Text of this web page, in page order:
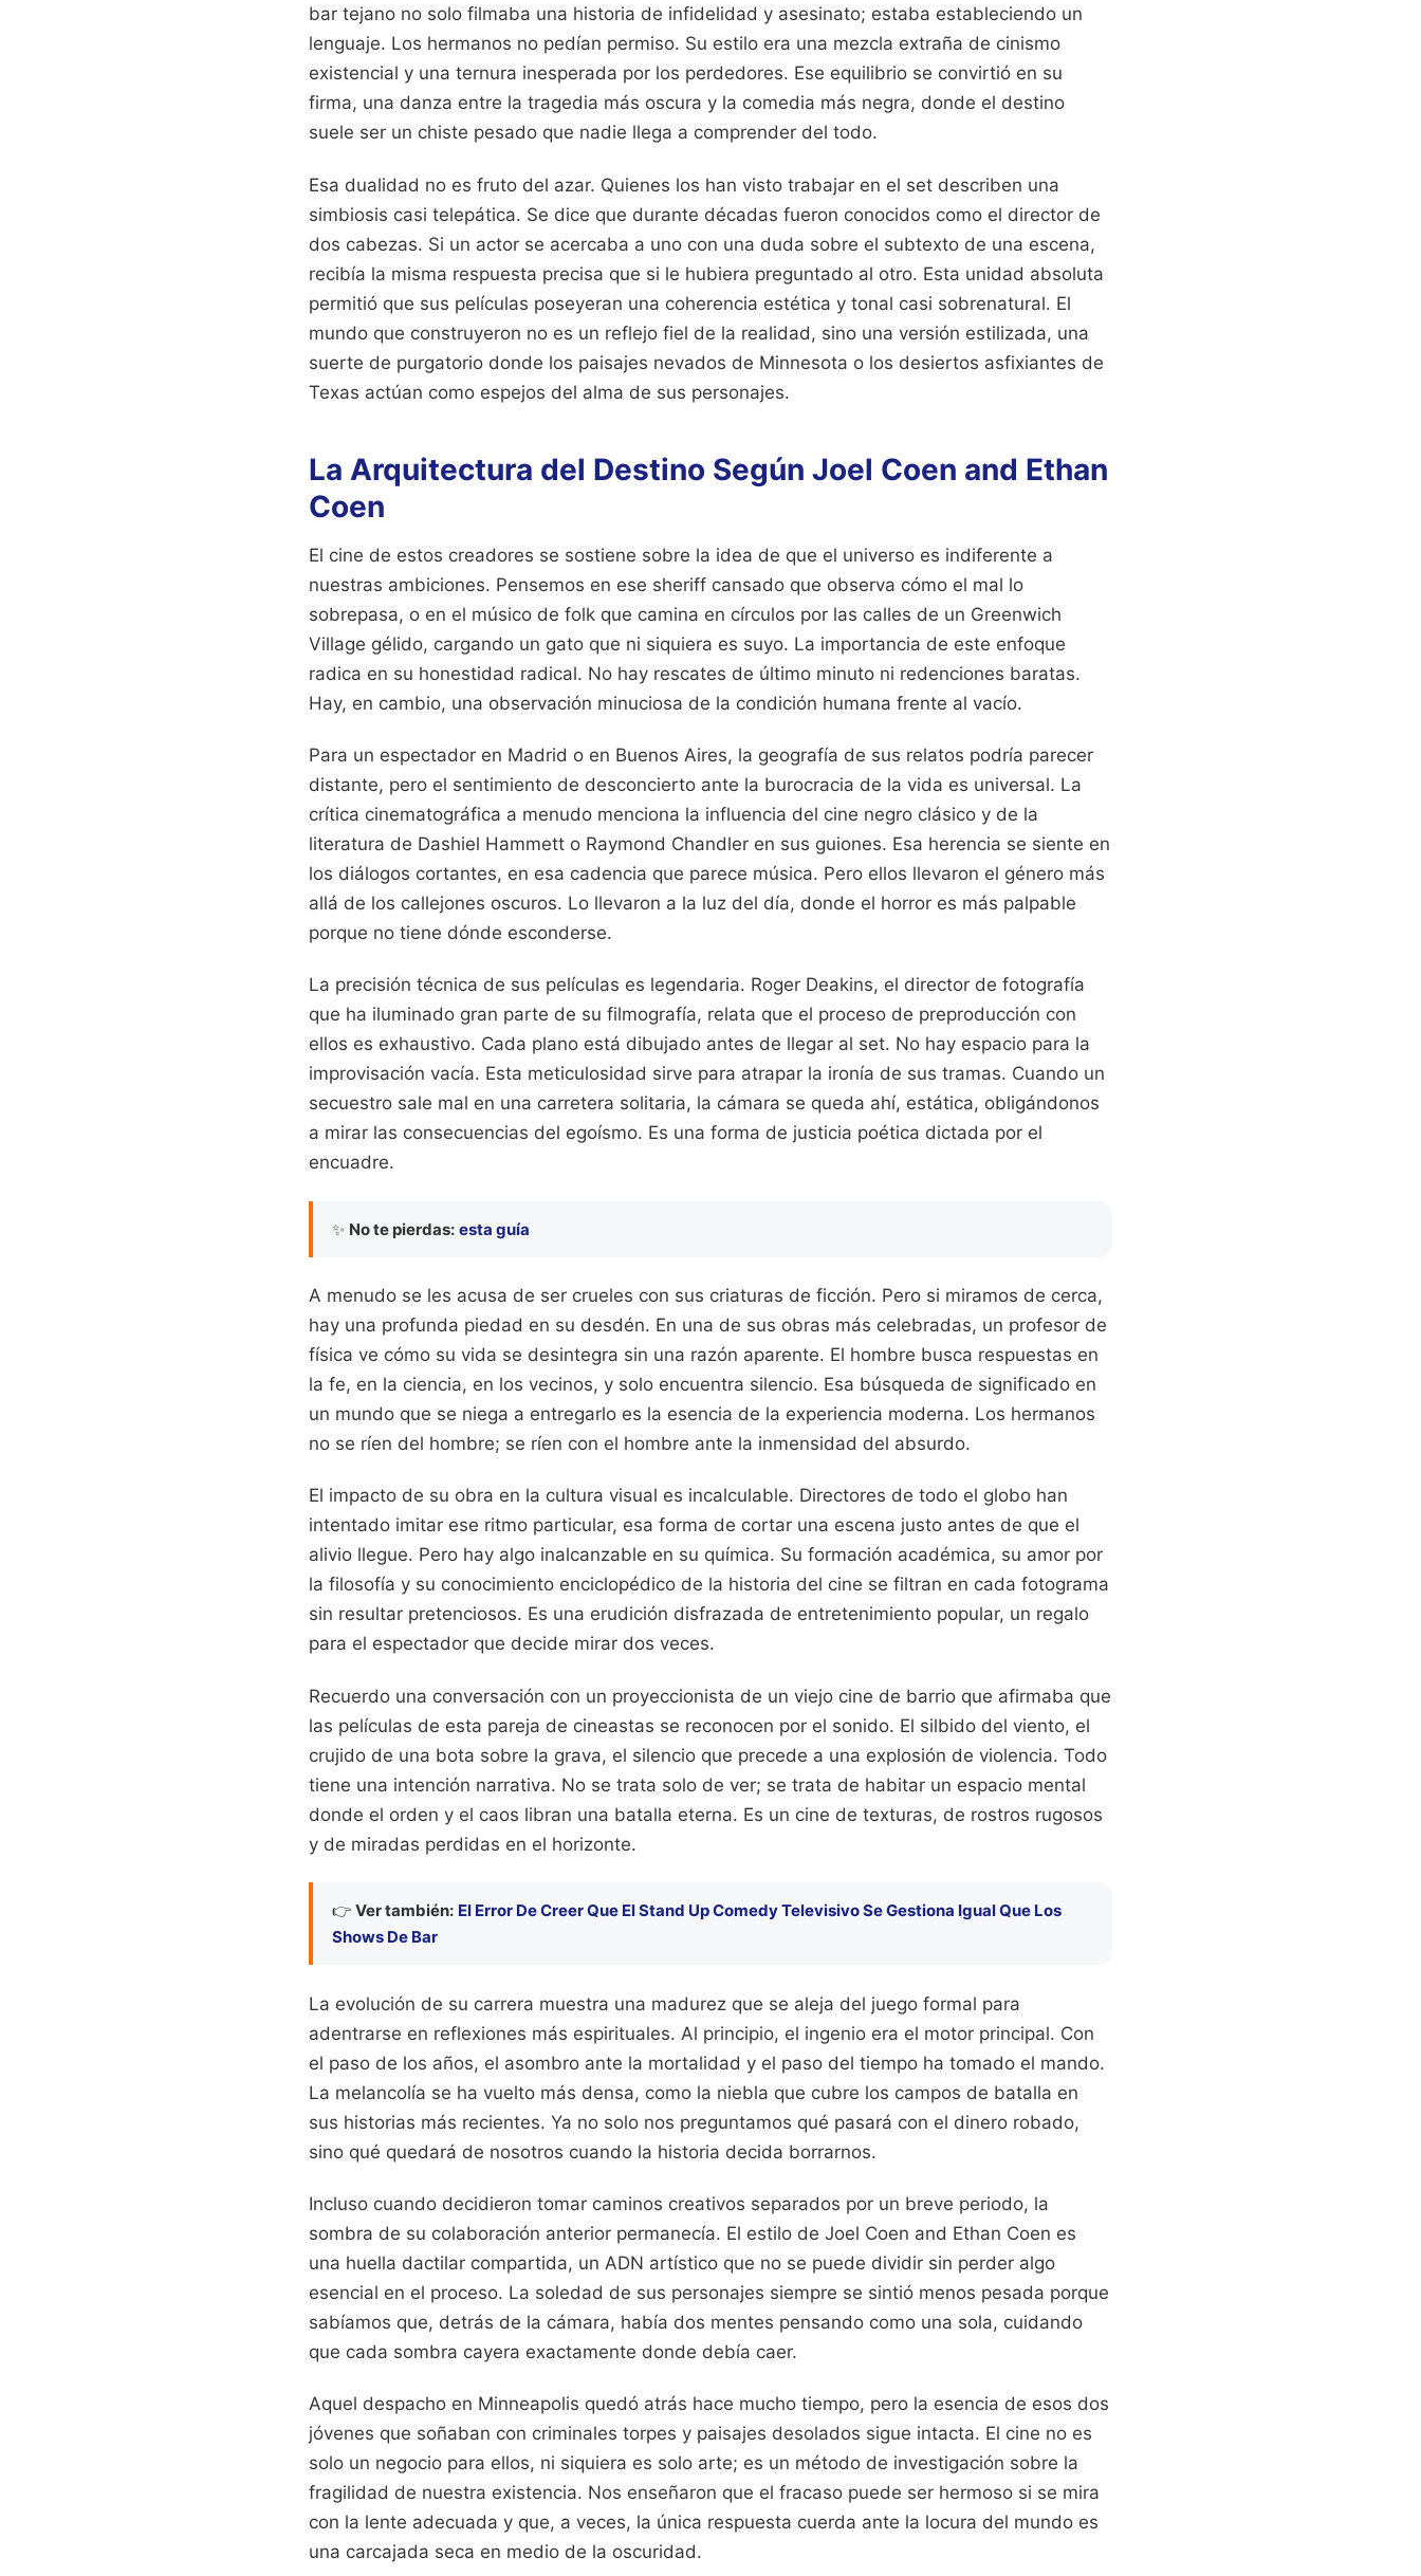
bar tejano no solo filmaba una historia de infidelidad y asesinato; estaba estableciendo un
lenguaje. Los hermanos no pedían permiso. Su estilo era una mezcla extraña de cinismo
existencial y una ternura inesperada por los perdedores. Ese equilibrio se convirtió en su
firma, una danza entre la tragedia más oscura y la comedia más negra, donde el destino
suele ser un chiste pesado que nadie llega a comprender del todo.
Esa dualidad no es fruto del azar. Quienes los han visto trabajar en el set describen una
simbiosis casi telepática. Se dice que durante décadas fueron conocidos como el director de
dos cabezas. Si un actor se acercaba a uno con una duda sobre el subtexto de una escena,
recibía la misma respuesta precisa que si le hubiera preguntado al otro. Esta unidad absoluta
permitió que sus películas poseyeran una coherencia estética y tonal casi sobrenatural. El
mundo que construyeron no es un reflejo fiel de la realidad, sino una versión estilizada, una
suerte de purgatorio donde los paisajes nevados de Minnesota o los desiertos asfixiantes de
Texas actúan como espejos del alma de sus personajes.
La Arquitectura del Destino Según Joel Coen and Ethan
Coen
El cine de estos creadores se sostiene sobre la idea de que el universo es indiferente a
nuestras ambiciones. Pensemos en ese sheriff cansado que observa cómo el mal lo
sobrepasa, o en el músico de folk que camina en círculos por las calles de un Greenwich
Village gélido, cargando un gato que ni siquiera es suyo. La importancia de este enfoque
radica en su honestidad radical. No hay rescates de último minuto ni redenciones baratas.
Hay, en cambio, una observación minuciosa de la condición humana frente al vacío.
Para un espectador en Madrid o en Buenos Aires, la geografía de sus relatos podría parecer
distante, pero el sentimiento de desconcierto ante la burocracia de la vida es universal. La
crítica cinematográfica a menudo menciona la influencia del cine negro clásico y de la
literatura de Dashiel Hammett o Raymond Chandler en sus guiones. Esa herencia se siente en
los diálogos cortantes, en esa cadencia que parece música. Pero ellos llevaron el género más
allá de los callejones oscuros. Lo llevaron a la luz del día, donde el horror es más palpable
porque no tiene dónde esconderse.
La precisión técnica de sus películas es legendaria. Roger Deakins, el director de fotografía
que ha iluminado gran parte de su filmografía, relata que el proceso de preproducción con
ellos es exhaustivo. Cada plano está dibujado antes de llegar al set. No hay espacio para la
improvisación vacía. Esta meticulosidad sirve para atrapar la ironía de sus tramas. Cuando un
secuestro sale mal en una carretera solitaria, la cámara se queda ahí, estática, obligándonos
a mirar las consecuencias del egoísmo. Es una forma de justicia poética dictada por el
encuadre.
✨ No te pierdas: esta guía
A menudo se les acusa de ser crueles con sus criaturas de ficción. Pero si miramos de cerca,
hay una profunda piedad en su desdén. En una de sus obras más celebradas, un profesor de
física ve cómo su vida se desintegra sin una razón aparente. El hombre busca respuestas en
la fe, en la ciencia, en los vecinos, y solo encuentra silencio. Esa búsqueda de significado en
un mundo que se niega a entregarlo es la esencia de la experiencia moderna. Los hermanos
no se ríen del hombre; se ríen con el hombre ante la inmensidad del absurdo.
El impacto de su obra en la cultura visual es incalculable. Directores de todo el globo han
intentado imitar ese ritmo particular, esa forma de cortar una escena justo antes de que el
alivio llegue. Pero hay algo inalcanzable en su química. Su formación académica, su amor por
la filosofía y su conocimiento enciclopédico de la historia del cine se filtran en cada fotograma
sin resultar pretenciosos. Es una erudición disfrazada de entretenimiento popular, un regalo
para el espectador que decide mirar dos veces.
Recuerdo una conversación con un proyeccionista de un viejo cine de barrio que afirmaba que
las películas de esta pareja de cineastas se reconocen por el sonido. El silbido del viento, el
crujido de una bota sobre la grava, el silencio que precede a una explosión de violencia. Todo
tiene una intención narrativa. No se trata solo de ver; se trata de habitar un espacio mental
donde el orden y el caos libran una batalla eterna. Es un cine de texturas, de rostros rugosos
y de miradas perdidas en el horizonte.
👉 Ver también: El Error De Creer Que El Stand Up Comedy Televisivo Se Gestiona Igual Que Los
Shows De Bar
La evolución de su carrera muestra una madurez que se aleja del juego formal para
adentrarse en reflexiones más espirituales. Al principio, el ingenio era el motor principal. Con
el paso de los años, el asombro ante la mortalidad y el paso del tiempo ha tomado el mando.
La melancolía se ha vuelto más densa, como la niebla que cubre los campos de batalla en
sus historias más recientes. Ya no solo nos preguntamos qué pasará con el dinero robado,
sino qué quedará de nosotros cuando la historia decida borrarnos.
Incluso cuando decidieron tomar caminos creativos separados por un breve periodo, la
sombra de su colaboración anterior permanecía. El estilo de Joel Coen and Ethan Coen es
una huella dactilar compartida, un ADN artístico que no se puede dividir sin perder algo
esencial en el proceso. La soledad de sus personajes siempre se sintió menos pesada porque
sabíamos que, detrás de la cámara, había dos mentes pensando como una sola, cuidando
que cada sombra cayera exactamente donde debía caer.
Aquel despacho en Minneapolis quedó atrás hace mucho tiempo, pero la esencia de esos dos
jóvenes que soñaban con criminales torpes y paisajes desolados sigue intacta. El cine no es
solo un negocio para ellos, ni siquiera es solo arte; es un método de investigación sobre la
fragilidad de nuestra existencia. Nos enseñaron que el fracaso puede ser hermoso si se mira
con la lente adecuada y que, a veces, la única respuesta cuerda ante la locura del mundo es
una carcajada seca en medio de la oscuridad.